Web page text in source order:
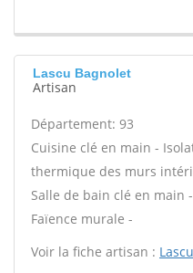
Lascu Bagnolet
Artisan
Département: 93
Cuisine clé en main -
thermique des murs
Salle de bain clé en main
Faïence murale -
Voir la fiche artisan : Lascu